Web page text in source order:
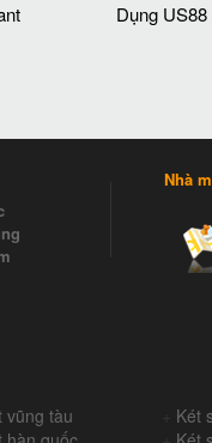
Dụng
Nhà
vũng tàu
Két